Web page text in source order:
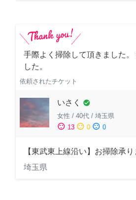
手際よく掃除して頂きました。
した。
依頼されたチケット
いさく check_circle
女性 / 40代 / 埼玉県
sentiment_satisfied 13 sentiment_neutral 0 sentiment_dissatisfied 0
【東武東上線沿い】お掃除承
埼玉県